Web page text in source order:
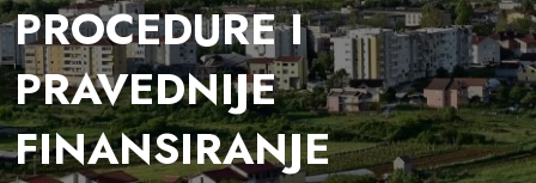
PROCEDURE I
PRAVEDNIJE
FINANSIRANJE